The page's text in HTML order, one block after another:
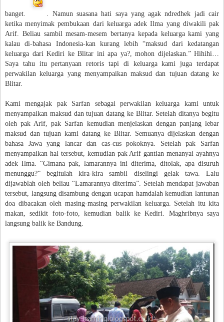
banget.
. Namun suasana hati saya yang agak ndredhek jadi cair
ketika menyimak pembukaan dari keluarga adek Ilma yang diwakili pak
Arif. Beliau sambil mesam-mesem bertanya kepada keluarga kami yang
kalau di-bahasa Indonesia-kan kurang lebih “maksud dari kedatangan
keluarga dari Kediri ke Blitar ini apa ya?, mohon dijelaskan.” Hihihi…
Saya tahu itu pertanyaan retoris tapi di keluarga kami juga terdapat
perwakilan keluarga yang menyampaikan maksud dan tujuan datang ke
Blitar.
Kami mengajak pak Sarfan sebagai perwakilan keluarga kami untuk
menyampaikan maksud dan tujuan datang ke Blitar. Setelah ditanya begitu
oleh pak Arif, pak Sarfan kemudian menjelaskan dengan panjang lebar
maksud dan tujuan kami datang ke Blitar. Semuanya dijelaskan dengan
bahasa Jawa yang lancar dan cas-cus pokoknya. Setelah pak Sarfan
menyampaikan hal tersebut, kemudian pak Arif gantian menanyai ayahnya
adek Ilma. “Gimana pak, lamarannya ini diterima, ditolak, apa disuruh
menunggu?” begitulah kira-kira sambil diselingi gelak tawa. Lalu
dijawablah oleh beliau “Lamarannya diterima”. Setelah mendapat jawaban
tersebut, langsung disambung dengan ucapan hamdalah kemudian lantunan
doa dibacakan oleh masing-masing perwakilan keluarga. Setelah itu kita
makan, sedikit foto-foto, kemudian balik ke Kediri. Maghribnya saya
langsung balik ke Bandung.